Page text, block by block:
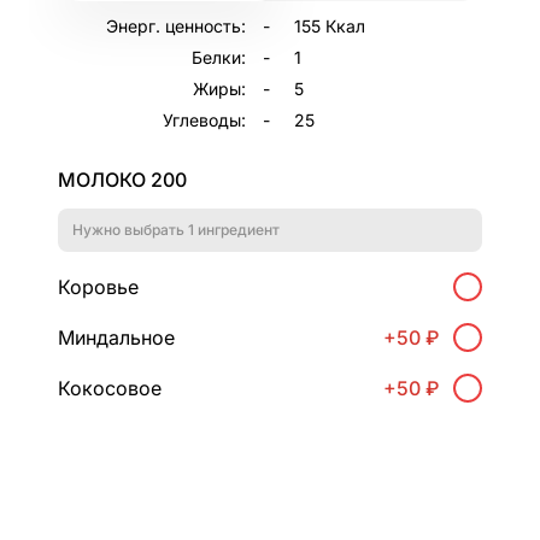
Энерг. ценность:
155 Ккал
Белки:
1
Жиры:
5
Углеводы:
25
МОЛОКО 200
Нужно выбрать 1 ингредиент
Коровье
Миндальное +50 ₽
Кокосовое +50 ₽
Электронная почта